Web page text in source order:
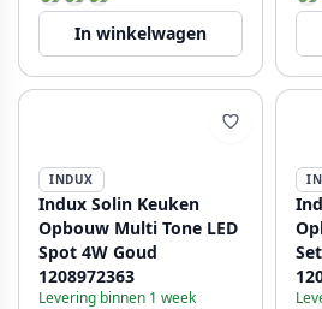
In winkelwagen
INDUX
Indux Solin Keuken
Opbouw Multi Tone LED
Spot 4W Goud
1208972363
Levering binnen 1 week